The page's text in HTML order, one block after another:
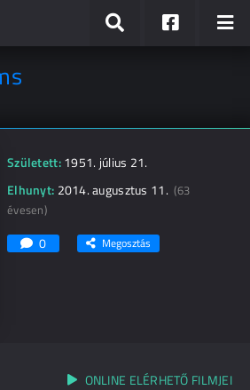
Született:1951. július 21.
Elhunyt: 2014. augusztus 11.(63
évesen)
0 Megosztás
ONLINE ELÉRHETŐ FILMJEI